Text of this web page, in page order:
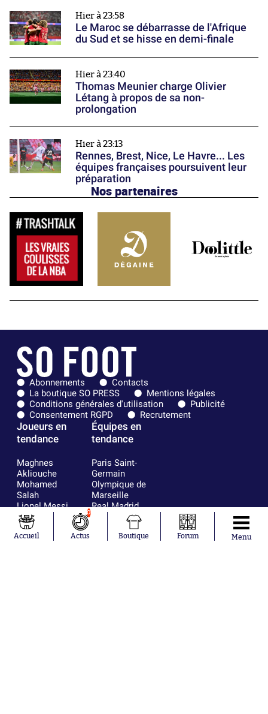
Hier à 23:58
Le Maroc se débarrasse de l'Afrique
du Sud et se hisse en demi-finale
Hier à 23:40
Thomas Meunier charge Olivier
Létang à propos de sa non-
prolongation
Hier à 23:13
Rennes, Brest, Nice, Le Havre... Les
équipes françaises poursuivent leur
préparation
Nos partenaires
Abonnements
Contacts
La boutique SO PRESS
Mentions légales
Conditions générales d'utilisation
Publicité
Consentement RGPD
Recrutement
Joueurs en
tendance
Maghnes
Akliouche
Mohamed
Salah
Lionel Messi
Ferrán Torres
Kilian Corredor
Franco
Équipes en
tendance
Paris Saint-
Germain
Olympique de
Marseille
Real Madrid
Olympique
lyonnais
Accueil
0
Actus Boutique Forum Menu